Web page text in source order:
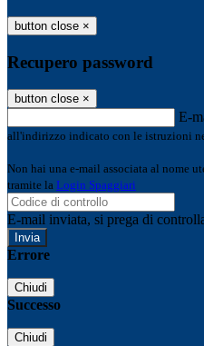
button close ×
Recupero password
button close ×
E-
all'indirizzo indicato con le istruzioni
Non hai una e-mail associata al nome
tramite la Login Spaggiari
E-mail inviata, si prega di
Errore
Chiudi
Successo
Chiudi